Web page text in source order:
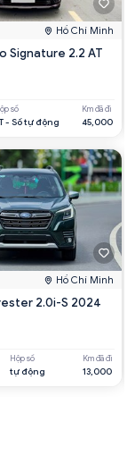
Hồ Chí Minh
Signature 2.2 AT
số
- Số tự động
Km đã đi
45,000
Hồ Chí Minh
2.0i-S 2024
Hộp số
tự động
Km đã đi
13,000